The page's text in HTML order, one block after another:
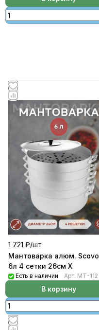
1 721 ₽/шт
Мантоварка алюм. Scovo
6л 4 сетки 26см Х
Есть в наличии Арт. МТ-112
В корзину